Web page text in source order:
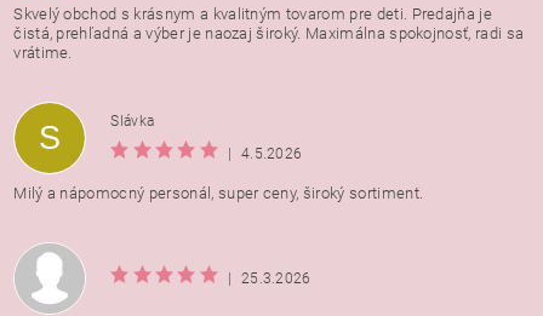
Vložením hodnotenie súhlasíte s
osobných údajov
Skvelý obchod s krásnym a kvalitným tovarom pre deti. Predajňa je
čistá, prehľadná a výber je naozaj široký. Maximálna spokojnosť, radi sa
vrátime.
S
Slávka
|
4.5.2026
Milý a nápomocný personál, super ceny, široký sortiment.
| 25.3.2026